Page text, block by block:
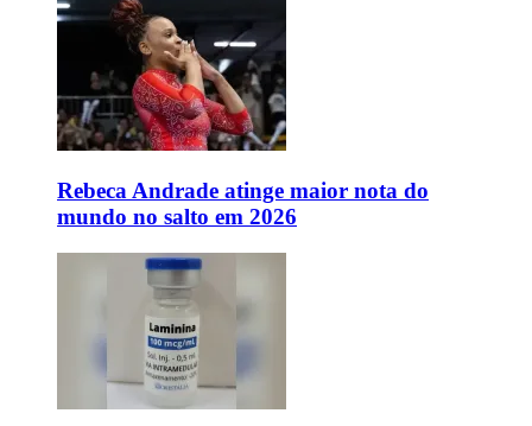
Rebeca Andrade atinge maior nota do
mundo no salto em 2026